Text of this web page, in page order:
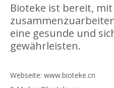
Bioteke ist bereit,
eine gesunde und
gewährleisten.
Webseite: www.bioteke.cn